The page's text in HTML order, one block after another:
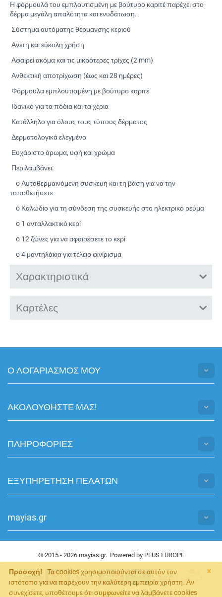
×
Προσοχή!
Τα cookies χρησιμοποιούνται σε αυτόν τον
ιστότοπο για να παρέχουν την καλύτερη εμπειρία χρήστη. Αν
συνεχίσετε, υποθέτουμε ότι συμφωνείτε να λαμβάνετε cookies
Η φόρμουλά του εμπλουτισμένη με βούτυρο καριτέ παρέχει στο
δέρμα μεγάλη απαλότητα και ενυδάτωση.
 Σύστημα αυτόματης θέρμανσης κεριού
 Ανετη και εύκολη χρήση
 Αφαιρεί ακόμα και τις μικρότερες τρίχες (2 mm)
 Ανθεκτική αποτρίχωση (έως και 28 ημέρες)
 Φόρμουλα εμπλουτισμένη με βούτυρο καριτέ
 Ιδανικό για τα πόδια και τα χέρια
 Κατάλληλο για όλους τους τύπους δέρματος
 Δερματολογικά ελεγμένο
 Ευχάριστο άρωμα, υφή και χρώμα
 Περιλαμβάνει:
o Αυτοθερμαινόμενη συσκευή και τη βάση για να την
τοποθετήσετε
o Καλώδιο για τη σύνδεση της συσκευής στο ηλεκτρικό ρεύμα
o 1 ανταλλακτικό κερί
o 12 ζώνες για να αφαιρέσετε το κερί
o 4 μαντηλάκια για τέλειο φινίρισμα
Χαρακτηριστικά
Καρτέλες
Ο ΛΟΓΑΡΙΑΣΜΟΣ ΜΟΥ
ΑΚΟΛΟΥΘHΣΤΕ ΜΑΣ!
ΠΛΗΡΟΦΟΡΙΕΣ
ΕΞΥΠΗΡΕΤΗΣΗ ΠΕΛΑΤΩΝ
mayias.gr
© 2015 - 2026 mayias.gr. Powered by PLUS EUROPE